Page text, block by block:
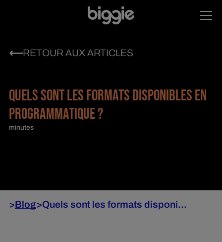
RETOUR AUX ARTICLES
QUELS SONT LES FORMATS DISPONIBLES EN
PROGRAMMATIQUE ?
minutes
>Blog>Quels sont les formats disponi...